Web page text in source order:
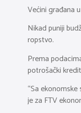
Većini građana
Nikad puniji
ropstvo.
Prema
potrošački
“Sa
je za FTV